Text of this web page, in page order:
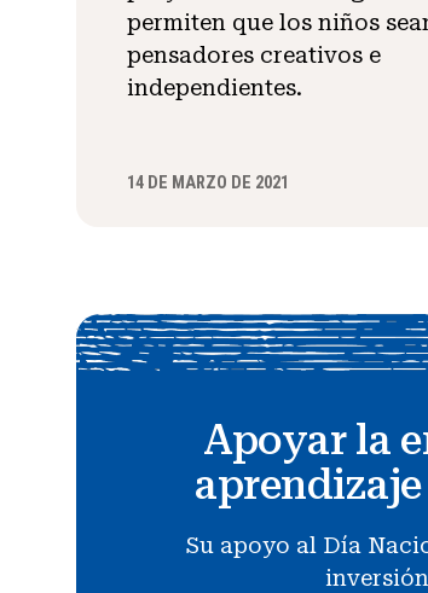
permiten que los niños
pensadores creativos e
independientes.
14 DE MARZO DE 2021
Apoyar la
Su apoyo al Día